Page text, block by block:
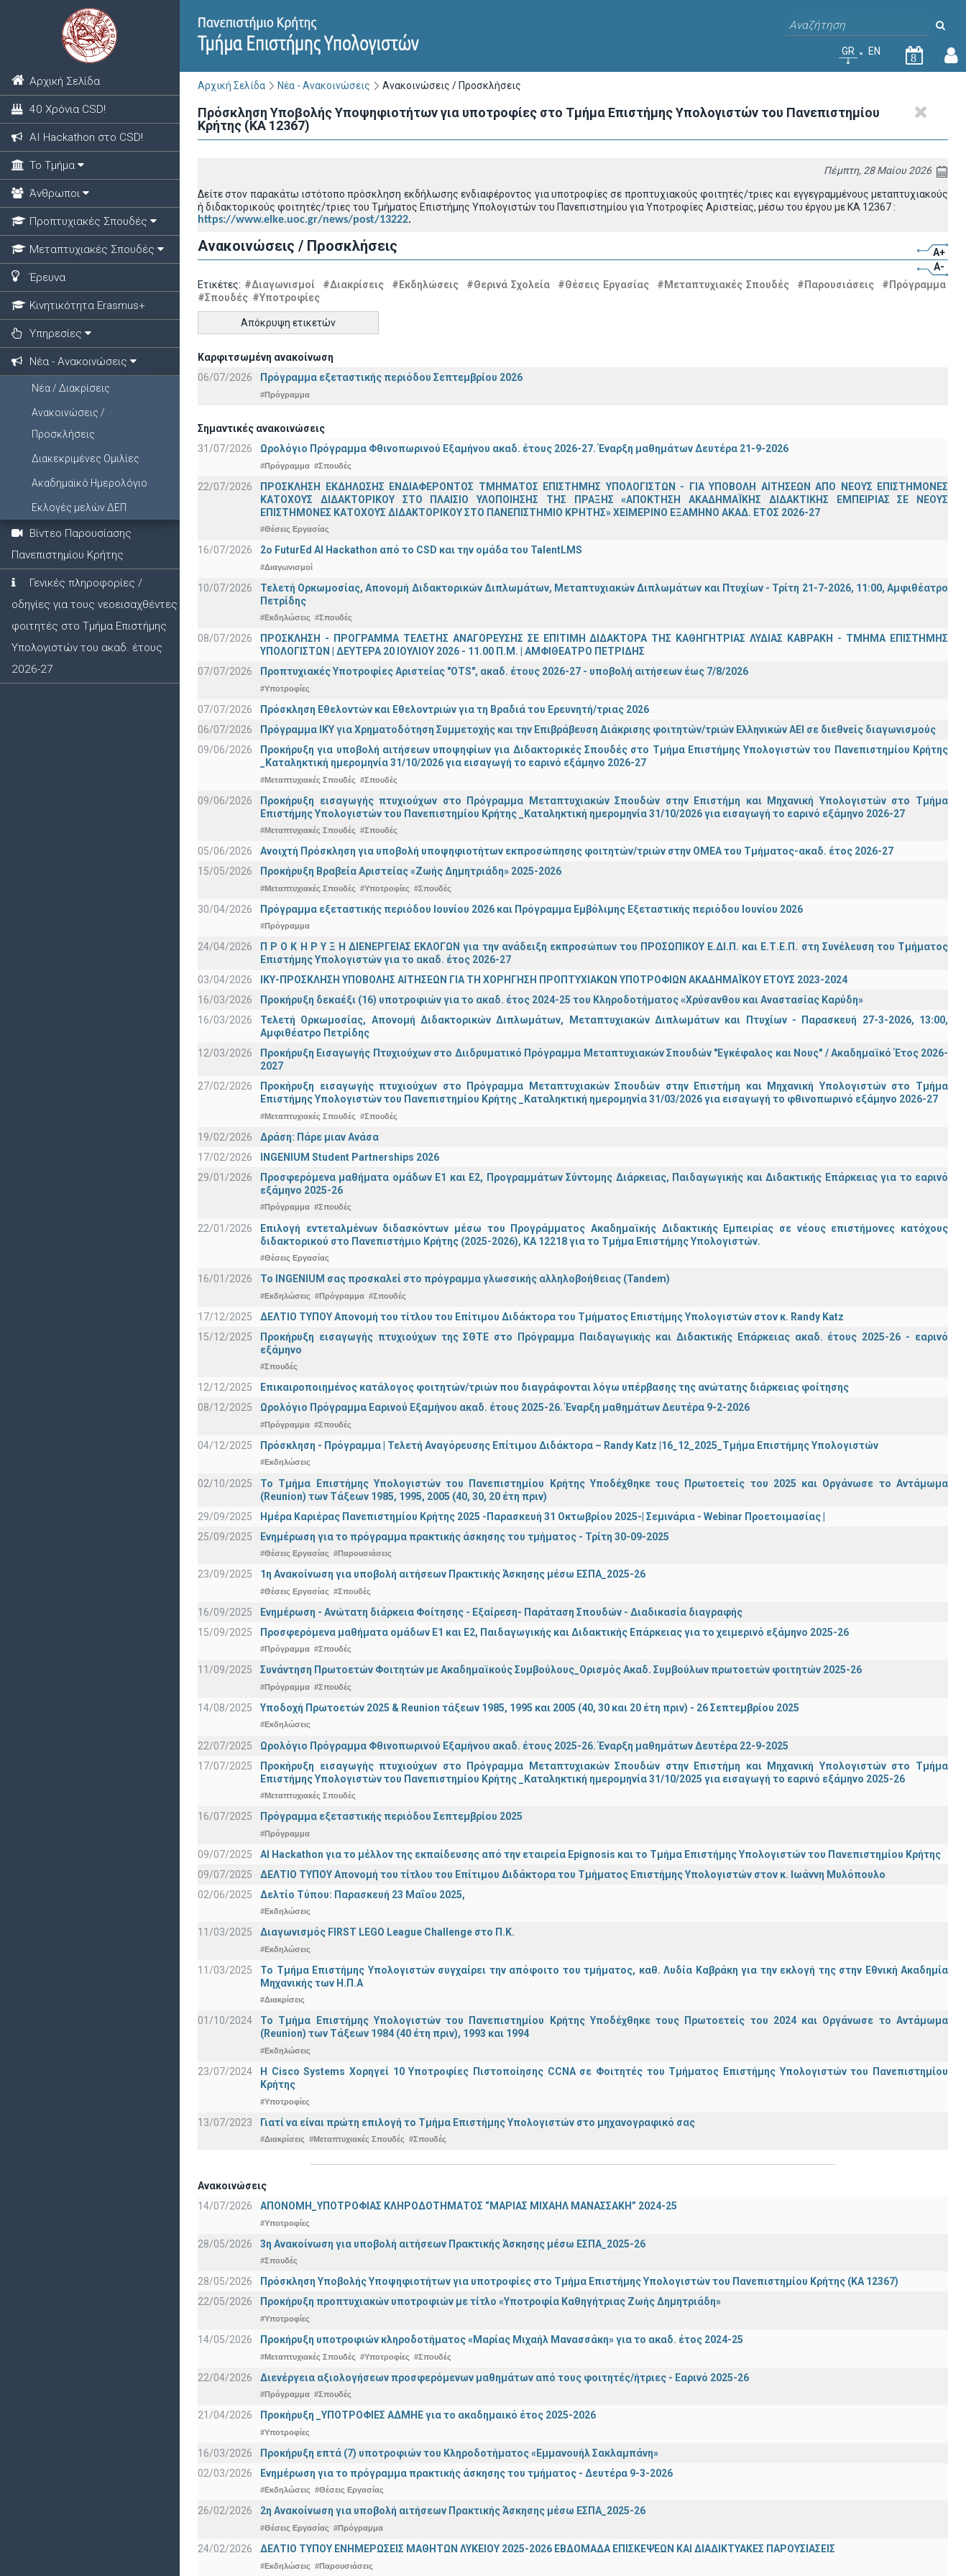
Αρχική Σελίδα
40 Χρόνια CSD!
ΑΙ Hackathon στο CSD!
Το Τμήμα
Άνθρωποι
Προπτυχιακές Σπουδές
Μεταπτυχιακές Σπουδές
Έρευνα
Κινητικότητα Erasmus+
Υπηρεσίες
Νέα - Ανακοινώσεις
Νέα / Διακρίσεις
Ανακοινώσεις /
Προσκλήσεις
Διακεκριμένες Ομιλίες
Ακαδημαϊκό Ημερολόγιο
Εκλογές μελών ΔΕΠ
Βίντεο Παρουσίασης
Πανεπιστημίου Κρήτης
Γενικές πληροφορίες /
οδηγίες για τους νεοεισαχθέντες
φοιτητές στο Τμήμα Επιστήμης
Υπολογιστών του ακαδ. έτους
2026-27
GR EN
8
Αρχική Σελίδα Νέα - Ανακοινώσεις Ανακοινώσεις / Προσκλήσεις
Πρόσκληση Υποβολής Υποψηφιοτήτων για υποτροφίες στο Τμήμα Επιστήμης Υπολογιστών του Πανεπιστημίου
Κρήτης (ΚΑ 12367)
Πέμπτη, 28 Μαίου 2026
Δείτε στον παρακάτω ιστότοπο πρόσκληση εκδήλωσης ενδιαφέροντος για υποτροφίες σε προπτυχιακούς φοιτητές/τριες και εγγεγραμμένους μεταπτυχιακούς
ή διδακτορικούς φοιτητές/τριες του Τμήματος Επιστήμης Υπολογιστών του Πανεπιστημίου για Υποτροφίες Αριστείας, μέσω του έργου με ΚΑ 12367 :
https://www.elke.uoc.gr/news/post/13222.
Ανακοινώσεις / Προσκλήσεις
A+
A-
Ετικέτες: #Διαγωνισμοί #Διακρίσεις #Εκδηλώσεις #Θερινά Σχολεία #Θέσεις Εργασίας #Μεταπτυχιακές Σπουδές #Παρουσιάσεις
#Πρόγραμμα
#Σπουδές #Υποτροφίες
Απόκρυψη ετικετών
Καρφιτσωμένη ανακοίνωση
06/07/2026
Πρόγραμμα εξεταστικής περιόδου Σεπτεμβρίου 2026
#Πρόγραμμα
Σημαντικές ανακοινώσεις
31/07/2026
Ωρολόγιο Πρόγραμμα Φθινοπωρινού Εξαμήνου ακαδ. έτους 2026-27. Έναρξη μαθημάτων Δευτέρα 21-9-2026
#Πρόγραμμα #Σπουδές
22/07/2026
ΠΡΟΣΚΛΗΣΗ ΕΚΔΗΛΩΣΗΣ ΕΝΔΙΑΦΕΡΟΝΤΟΣ ΤΜΗΜΑΤΟΣ ΕΠΙΣΤΗΜΗΣ ΥΠΟΛΟΓΙΣΤΩΝ - ΓΙΑ ΥΠΟΒΟΛΗ ΑΙΤΗΣΕΩΝ ΑΠΟ ΝΕΟΥΣ ΕΠΙΣΤΗΜΟΝΕΣ
ΚΑΤΟΧΟΥΣ ΔΙΔΑΚΤΟΡΙΚΟΥ ΣΤΟ ΠΛΑΙΣΙΟ ΥΛΟΠΟΙΗΣΗΣ ΤΗΣ ΠΡΑΞΗΣ «ΑΠΟΚΤΗΣΗ ΑΚΑΔΗΜΑΪΚΗΣ ΔΙΔΑΚΤΙΚΗΣ ΕΜΠΕΙΡΙΑΣ ΣΕ ΝΕΟΥΣ
ΕΠΙΣΤΗΜΟΝΕΣ ΚΑΤΟΧΟΥΣ ΔΙΔΑΚΤΟΡΙΚΟΥ ΣΤΟ ΠΑΝΕΠΙΣΤΗΜΙΟ ΚΡΗΤΗΣ» ΧΕΙΜΕΡΙΝΟ ΕΞΑΜΗΝΟ ΑΚΑΔ. ΕΤΟΣ 2026-27
#Θέσεις Εργασίας
16/07/2026 2o FuturEd AI Hackathon από το CSD και την ομάδα του TalentLMS
#Διαγωνισμοί
10/07/2026
Τελετή Ορκωμοσίας, Απονομή Διδακτορικών Διπλωμάτων, Μεταπτυχιακών Διπλωμάτων και Πτυχίων - Τρίτη 21-7-2026, 11:00, Αμφιθέατρο
Πετρίδης
#Εκδηλώσεις #Σπουδές
08/07/2026
ΠΡΟΣΚΛΗΣΗ - ΠΡΟΓΡΑΜΜΑ ΤΕΛΕΤΗΣ ΑΝΑΓΟΡΕΥΣΗΣ ΣΕ ΕΠΙΤΙΜΗ ΔΙΔΑΚΤΟΡΑ ΤΗΣ ΚΑΘΗΓΗΤΡΙΑΣ ΛΥΔΙΑΣ ΚΑΒΡΑΚΗ - ΤΜΗΜΑ ΕΠΙΣΤΗΜΗΣ
ΥΠΟΛΟΓΙΣΤΩΝ | ΔΕΥΤΕΡΑ 20 ΙΟΥΛΙΟΥ 2026 - 11.00 Π.Μ. | ΑΜΦΙΘΕΑΤΡΟ ΠΕΤΡΙΔΗΣ
07/07/2026
Προπτυχιακές Υποτροφίες Αριστείας "OTS", ακαδ. έτους 2026-27 - υποβολή αιτήσεων έως 7/8/2026
#Υποτροφίες
07/07/2026
Πρόσκληση Εθελοντών και Εθελοντριών για τη Βραδιά του Ερευνητή/τριας 2026
06/07/2026
Πρόγραμμα ΙΚΥ για Χρηματοδότηση Συμμετοχής και την Επιβράβευση Διάκρισης φοιτητών/τριών Ελληνικών ΑΕΙ σε διεθνείς διαγωνισμούς
09/06/2026
Προκήρυξη για υποβολή αιτήσεων υποψηφίων για Διδακτορικές Σπουδές στο Τμήμα Eπιστήμης Υπολογιστών του Πανεπιστημίου Κρήτης
_Καταληκτική ημερομηνία 31/10/2026 για εισαγωγή το εαρινό εξάμηνο 2026-27
#Μεταπτυχιακές Σπουδές #Σπουδές
09/06/2026
Προκήρυξη εισαγωγής πτυχιούχων στo Πρόγραμμα Μεταπτυχιακών Σπουδών στην Επιστήμη και Μηχανική Υπολογιστών στο Τμήμα
Eπιστήμης Υπολογιστών του Πανεπιστημίου Κρήτης _Καταληκτική ημερομηνία 31/10/2026 για εισαγωγή το εαρινό εξάμηνο 2026-27
#Μεταπτυχιακές Σπουδές #Σπουδές
05/06/2026
Ανοιχτή Πρόσκληση για υποβολή υποψηφιοτήτων εκπροσώπησης φοιτητών/τριών στην ΟΜΕΑ του Τμήματος-ακαδ. έτος 2026-27
15/05/2026
Προκήρυξη Βραβεία Αριστείας «Ζωής Δημητριάδη» 2025-2026
#Μεταπτυχιακές Σπουδές #Υποτροφίες #Σπουδές
30/04/2026 Πρόγραμμα εξεταστικής περιόδου Ιουνίου 2026 και Πρόγραμμα Εμβόλιμης Εξεταστικής περιόδου Ιουνίου 2026
#Πρόγραμμα
24/04/2026
Π Ρ Ο Κ Η Ρ Υ Ξ Η ΔΙΕΝΕΡΓΕΙΑΣ ΕΚΛΟΓΩΝ για την ανάδειξη εκπροσώπων του ΠΡΟΣΩΠΙΚΟΥ Ε.ΔΙ.Π. και Ε.Τ.Ε.Π. στη Συνέλευση του Τμήματος
Επιστήμης Υπολογιστών για το ακαδ. έτος 2026-27
03/04/2026
ΙΚΥ-ΠΡΟΣΚΛΗΣΗ ΥΠΟΒΟΛΗΣ ΑΙΤΗΣΕΩΝ ΓΙΑ ΤΗ ΧΟΡΗΓΗΣΗ ΠΡΟΠΤΥΧΙΑΚΩΝ ΥΠΟΤΡΟΦΙΩΝ ΑΚΑΔΗΜΑΪΚΟΥ ΕΤΟΥΣ 2023-2024
16/03/2026
Προκήρυξη δεκαέξι (16) υποτροφιών για το ακαδ. έτος 2024-25 του Κληροδοτήματος «Χρύσανθου και Αναστασίας Καρύδη»
16/03/2026
Τελετή Ορκωμοσίας, Απονομή Διδακτορικών Διπλωμάτων, Μεταπτυχιακών Διπλωμάτων και Πτυχίων - Παρασκευή 27-3-2026, 13:00,
Αμφιθέατρο Πετρίδης
12/03/2026
Προκήρυξη Εισαγωγής Πτυχιούχων στο Διιδρυματικό Πρόγραμμα Μεταπτυχιακών Σπουδών "Εγκέφαλος και Νους" / Ακαδημαϊκό Έτος 2026-
2027
27/02/2026
Προκήρυξη εισαγωγής πτυχιούχων στo Πρόγραμμα Μεταπτυχιακών Σπουδών στην Επιστήμη και Μηχανική Υπολογιστών στο Τμήμα
Eπιστήμης Υπολογιστών του Πανεπιστημίου Κρήτης _Καταληκτική ημερομηνία 31/03/2026 για εισαγωγή το φθινοπωρινό εξάμηνο 2026-27
#Μεταπτυχιακές Σπουδές #Σπουδές
19/02/2026
Δράση: Πάρε μιαν Ανάσα
17/02/2026
INGENIUM Student Partnerships 2026
29/01/2026
Προσφερόμενα μαθήματα ομάδων Ε1 και Ε2, Προγραμμάτων Σύντομης Διάρκειας, Παιδαγωγικής και Διδακτικής Επάρκειας για το εαρινό
εξάμηνο 2025-26
#Πρόγραμμα #Σπουδές
22/01/2026
Επιλογή εντεταλμένων διδασκόντων μέσω του Προγράμματος Ακαδημαϊκής Διδακτικής Εμπειρίας σε νέους επιστήμονες κατόχους
διδακτορικού στο Πανεπιστήμιο Κρήτης (2025-2026), ΚΑ 12218 για το Τμήμα Επιστήμης Υπολογιστών.
#Θέσεις Εργασίας
16/01/2026 Το INGENIUM σας προσκαλεί στο πρόγραμμα γλωσσικής αλληλοβοήθειας (Tandem)
#Εκδηλώσεις #Πρόγραμμα #Σπουδές
17/12/2025
ΔΕΛΤΙΟ ΤΥΠΟΥ Απονομή του τίτλου του Επίτιμου Διδάκτορα του Τμήματος Επιστήμης Υπολογιστών στον κ. Randy Katz
15/12/2025
Προκήρυξη εισαγωγής πτυχιούχων της ΣΘΤΕ στο Πρόγραμμα Παιδαγωγικής και Διδακτικής Επάρκειας ακαδ. έτους 2025-26 - εαρινό
εξάμηνο
#Σπουδές
12/12/2025
Επικαιροποιημένος κατάλογος φοιτητών/τριών που διαγράφονται λόγω υπέρβασης της ανώτατης διάρκειας φοίτησης
08/12/2025
Ωρολόγιο Πρόγραμμα Εαρινού Εξαμήνου ακαδ. έτους 2025-26. Έναρξη μαθημάτων Δευτέρα 9-2-2026
#Πρόγραμμα #Σπουδές
04/12/2025 Πρόσκληση - Πρόγραμμα | Τελετή Αναγόρευσης Επίτιμου Διδάκτορα – Randy Katz |16_12_2025_Τμήμα Επιστήμης Υπολογιστών
#Εκδηλώσεις
02/10/2025
Το Τμήμα Επιστήμης Υπολογιστών του Πανεπιστημίου Κρήτης Υποδέχθηκε τους Πρωτοετείς του 2025 και Οργάνωσε το Αντάμωμα
(Reunion) των Τάξεων 1985, 1995, 2005 (40, 30, 20 έτη πριν)
29/09/2025
Ημέρα Καριέρας Πανεπιστημίου Κρήτης 2025 -Παρασκευή 31 Οκτωβρίου 2025-| Σεμινάρια - Webinar Προετοιμασίας |
25/09/2025
Ενημέρωση για το πρόγραμμα πρακτικής άσκησης του τμήματος - Τρίτη 30-09-2025
#Θέσεις Εργασίας #Παρουσιάσεις
23/09/2025 1η Ανακοίνωση για υποβολή αιτήσεων Πρακτικής Άσκησης μέσω ΕΣΠΑ_2025-26
#Θέσεις Εργασίας #Σπουδές
16/09/2025
Ενημέρωση - Ανώτατη διάρκεια Φοίτησης - Εξαίρεση- Παράταση Σπουδών - Διαδικασία διαγραφής
15/09/2025
Προσφερόμενα μαθήματα ομάδων Ε1 και Ε2, Παιδαγωγικής και Διδακτικής Επάρκειας για το χειμερινό εξάμηνο 2025-26
#Πρόγραμμα #Σπουδές
11/09/2025 Συνάντηση Πρωτοετών Φοιτητών με Ακαδημαϊκούς Συμβούλους_Ορισμός Ακαδ. Συμβούλων πρωτοετών φοιτητών 2025-26
#Πρόγραμμα #Σπουδές
14/08/2025 Υποδοχή Πρωτοετών 2025 & Reunion τάξεων 1985, 1995 και 2005 (40, 30 και 20 έτη πριν) - 26 Σεπτεμβρίου 2025
#Εκδηλώσεις
22/07/2025
Ωρολόγιο Πρόγραμμα Φθινοπωρινού Εξαμήνου ακαδ. έτους 2025-26. Έναρξη μαθημάτων Δευτέρα 22-9-2025
17/07/2025
Προκήρυξη εισαγωγής πτυχιούχων στo Πρόγραμμα Μεταπτυχιακών Σπουδών στην Επιστήμη και Μηχανική Υπολογιστών στο Τμήμα
Eπιστήμης Υπολογιστών του Πανεπιστημίου Κρήτης _Καταληκτική ημερομηνία 31/10/2025 για εισαγωγή το εαρινό εξάμηνο 2025-26
#Μεταπτυχιακές Σπουδές
16/07/2025 Πρόγραμμα εξεταστικής περιόδου Σεπτεμβρίου 2025
#Πρόγραμμα
09/07/2025
AI Hackathon για το μέλλον της εκπαίδευσης από την εταιρεία Epignosis και το Τμήμα Επιστήμης Υπολογιστών του Πανεπιστημίου Κρήτης
09/07/2025
ΔΕΛΤΙΟ ΤΥΠΟΥ Απονομή του τίτλου του Επίτιμου Διδάκτορα του Τμήματος Επιστήμης Υπολογιστών στον κ. Ιωάννη Μυλόπουλο
02/06/2025
Δελτίο Τύπου: Παρασκευή 23 Μαΐου 2025,
#Εκδηλώσεις
11/03/2025 Διαγωνισμός FIRST LEGO League Challenge στο Π.Κ.
#Εκδηλώσεις
11/03/2025
Το Τμήμα Επιστήμης Υπολογιστών συγχαίρει την απόφοιτο του τμήματος, καθ. Λυδία Καβράκη για την εκλογή της στην Εθνική Ακαδημία
Μηχανικής των Η.Π.Α
#Διακρίσεις
01/10/2024
Το Τμήμα Επιστήμης Υπολογιστών του Πανεπιστημίου Κρήτης Υποδέχθηκε τους Πρωτοετείς του 2024 και Οργάνωσε το Αντάμωμα
(Reunion) των Τάξεων 1984 (40 έτη πριν), 1993 και 1994
#Εκδηλώσεις
23/07/2024
Η Cisco Systems Χορηγεί 10 Υποτροφίες Πιστοποίησης CCNA σε Φοιτητές του Τμήματος Επιστήμης Υπολογιστών του Πανεπιστημίου
Κρήτης
#Υποτροφίες
13/07/2023 Γιατί να είναι πρώτη επιλογή το Τμήμα Επιστήμης Υπολογιστών στο μηχανογραφικό σας
#Διακρίσεις #Μεταπτυχιακές Σπουδές #Σπουδές
Ανακοινώσεις
14/07/2026
ΑΠΟΝΟΜΗ_ΥΠΟΤΡΟΦΙΑΣ ΚΛΗΡΟΔΟΤΗΜΑΤΟΣ “ΜΑΡΙΑΣ ΜΙΧΑΗΛ ΜΑΝΑΣΣΑΚΗ” 2024-25
#Υποτροφίες
28/05/2026 3η Ανακοίνωση για υποβολή αιτήσεων Πρακτικής Άσκησης μέσω ΕΣΠΑ_2025-26
#Σπουδές
28/05/2026
Πρόσκληση Υποβολής Υποψηφιοτήτων για υποτροφίες στο Τμήμα Επιστήμης Υπολογιστών του Πανεπιστημίου Κρήτης (ΚΑ 12367)
22/05/2026
Προκήρυξη προπτυχιακών υποτροφιών με τίτλο «Υποτροφία Καθηγήτριας Ζωής Δημητριάδη»
#Υποτροφίες
14/05/2026 Προκήρυξη υποτροφιών κληροδοτήματος «Μαρίας Μιχαήλ Μανασσάκη» για το ακαδ. έτος 2024-25
#Μεταπτυχιακές Σπουδές #Υποτροφίες #Σπουδές
22/04/2026 Διενέργεια αξιολογήσεων προσφερόμενων μαθημάτων από τους φοιτητές/ήτριες - Εαρινό 2025-26
#Πρόγραμμα #Σπουδές
21/04/2026 Προκήρυξη _ΥΠΟΤΡΟΦΙΕΣ ΑΔΜΗΕ για το ακαδημαικό έτος 2025-2026
#Υποτροφίες
16/03/2026
Προκήρυξη επτά (7) υποτροφιών του Κληροδοτήματος «Εμμανουήλ Σακλαμπάνη»
02/03/2026
Ενημέρωση για το πρόγραμμα πρακτικής άσκησης του τμήματος - Δευτέρα 9-3-2026
#Εκδηλώσεις #Θέσεις Εργασίας
26/02/2026 2η Ανακοίνωση για υποβολή αιτήσεων Πρακτικής Άσκησης μέσω ΕΣΠΑ_2025-26
#Θέσεις Εργασίας #Πρόγραμμα
24/02/2026 ΔΕΛΤΙΟ ΤΥΠΟΥ ΕΝΗΜΕΡΩΣΕΙΣ ΜΑΘΗΤΩΝ ΛΥΚΕΙΟΥ 2025-2026 ΕΒΔΟΜΑΔΑ ΕΠΙΣΚΕΨΕΩΝ ΚΑΙ ΔΙΑΔΙΚΤΥΑΚΕΣ ΠΑΡΟΥΣΙΑΣΕΙΣ
#Εκδηλώσεις #Παρουσιάσεις